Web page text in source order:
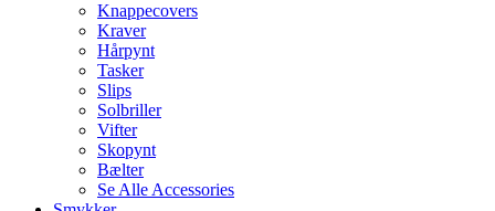
Knappecovers
Kraver
Hårpynt
Tasker
Slips
Solbriller
Vifter
Skopynt
Bælter
Se Alle Accessories